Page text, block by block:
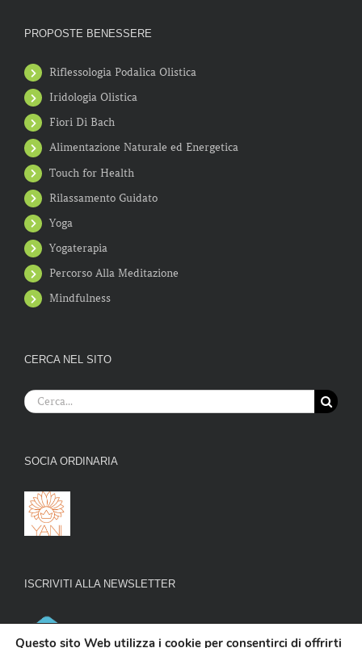
PROPOSTE BENESSERE
Riflessologia Podalica Olistica
Iridologia Olistica
Fiori Di Bach
Alimentazione Naturale ed Energetica
Touch for Health
Rilassamento Guidato
Yoga
Yogaterapia
Percorso Alla Meditazione
Mindfulness
CERCA NEL SITO
Cerca
per:
SOCIA ORDINARIA
ISCRIVITI ALLA NEWSLETTER
Questo sito Web utilizza i cookie per consentirci di offrirti